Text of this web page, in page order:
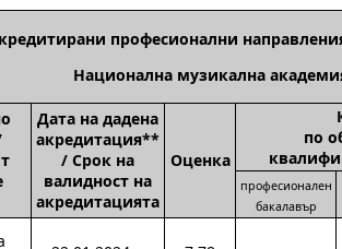
професионални
Национална музикална
Дата на дадена
акредитация**
/ Срок на
валидност на
акредитацията
Оценка
по
професионален
бакалавър